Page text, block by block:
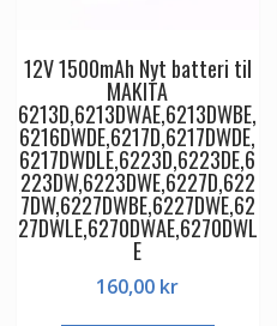
12V 1500mAh Nyt batteri til
MAKITA
6213D,6213DWAE,6213DWBE,
6216DWDE,6217D,6217DWDE,
6217DWDLE,6223D,6223DE,6
223DW,6223DWE,6227D,622
7DW,6227DWBE,6227DWE,62
27DWLE,6270DWAE,6270DWL
E
160,00 kr